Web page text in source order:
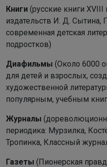
Книги (русские книги XVIII
издательств И. Д. Сытина,
современная детская
подростков)
Диафильмы (Около 6000
для детей и взрослых,
художественной
популярным, учебным
Журналы
периодика: Мурзилка,
Тропинка, Классный
Газеты (Пионерская